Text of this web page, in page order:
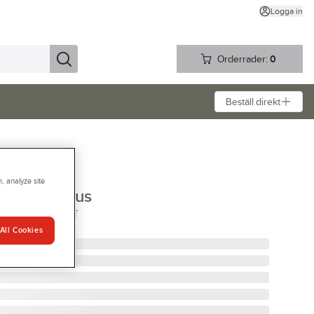
Logga in
Orderrader: 0
Beställ direkt
Lazarus
SVART
analyze site
Cookies